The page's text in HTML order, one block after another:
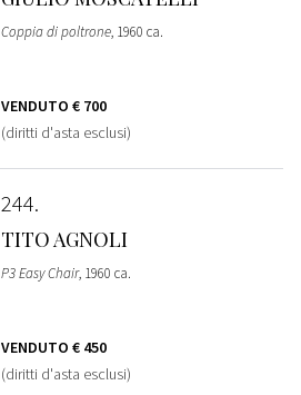
Coppia di poltrone, 1960 ca.
VENDUTO € 700
(diritti d'asta esclusi)
244
TITO AGNOLI
P3 Easy Chair, 1960 ca.
VENDUTO € 450
(diritti d'asta esclusi)